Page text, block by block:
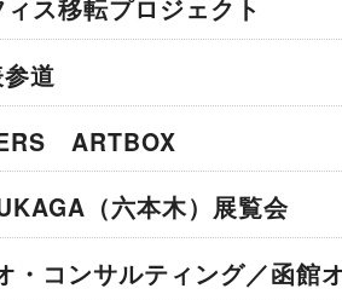
ス移転プロジェクト
道
ARTBOX
（六本木）展覧会
・コンサルティング／函館